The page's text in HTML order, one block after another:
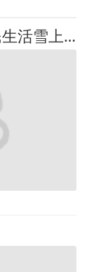
战局混乱遇恶劣天气 加沙难民生活雪上加霜